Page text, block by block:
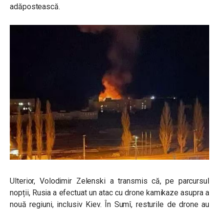
adăpostească.
Ulterior, Volodimir Zelenski a transmis că, pe parcursul
nopții, Rusia a efectuat un atac cu drone kamikaze asupra a
nouă regiuni, inclusiv Kiev. În Sumî, resturile de drone au